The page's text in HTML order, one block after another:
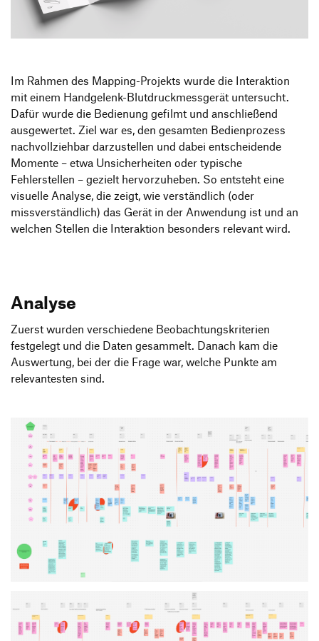
Transfer und Kooperation
Produktgestaltung B.A.
Strategische Gestaltung M.A.
Im Rahmen des Mapping-Projekts wurde die Interaktion
mit einem Handgelenk-Blutdruckmessgerät untersucht.
Dafür wurde die Bedienung gefilmt und anschließend
ausgewertet. Ziel war es, den gesamten Bedienprozess
nachvollziehbar darzustellen und dabei entscheidende
Momente – etwa Unsicherheiten oder typische
Fehlerstellen – gezielt hervorzuheben. So entsteht eine
visuelle Analyse, die zeigt, wie verständlich (oder
missverständlich) das Gerät in der Anwendung ist und an
welchen Stellen die Interaktion besonders relevant wird.
Analyse
Zuerst wurden verschiedene Beobachtungskriterien
festgelegt und die Daten gesammelt. Danach kam die
Auswertung, bei der die Frage war, welche Punkte am
relevantesten sind.